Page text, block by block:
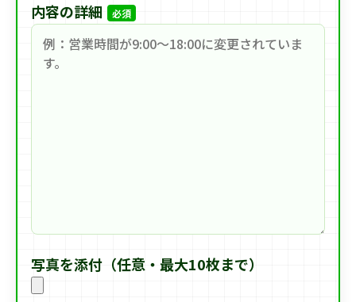
内容の詳細 必須
写真を添付（任意・最大10枚まで）